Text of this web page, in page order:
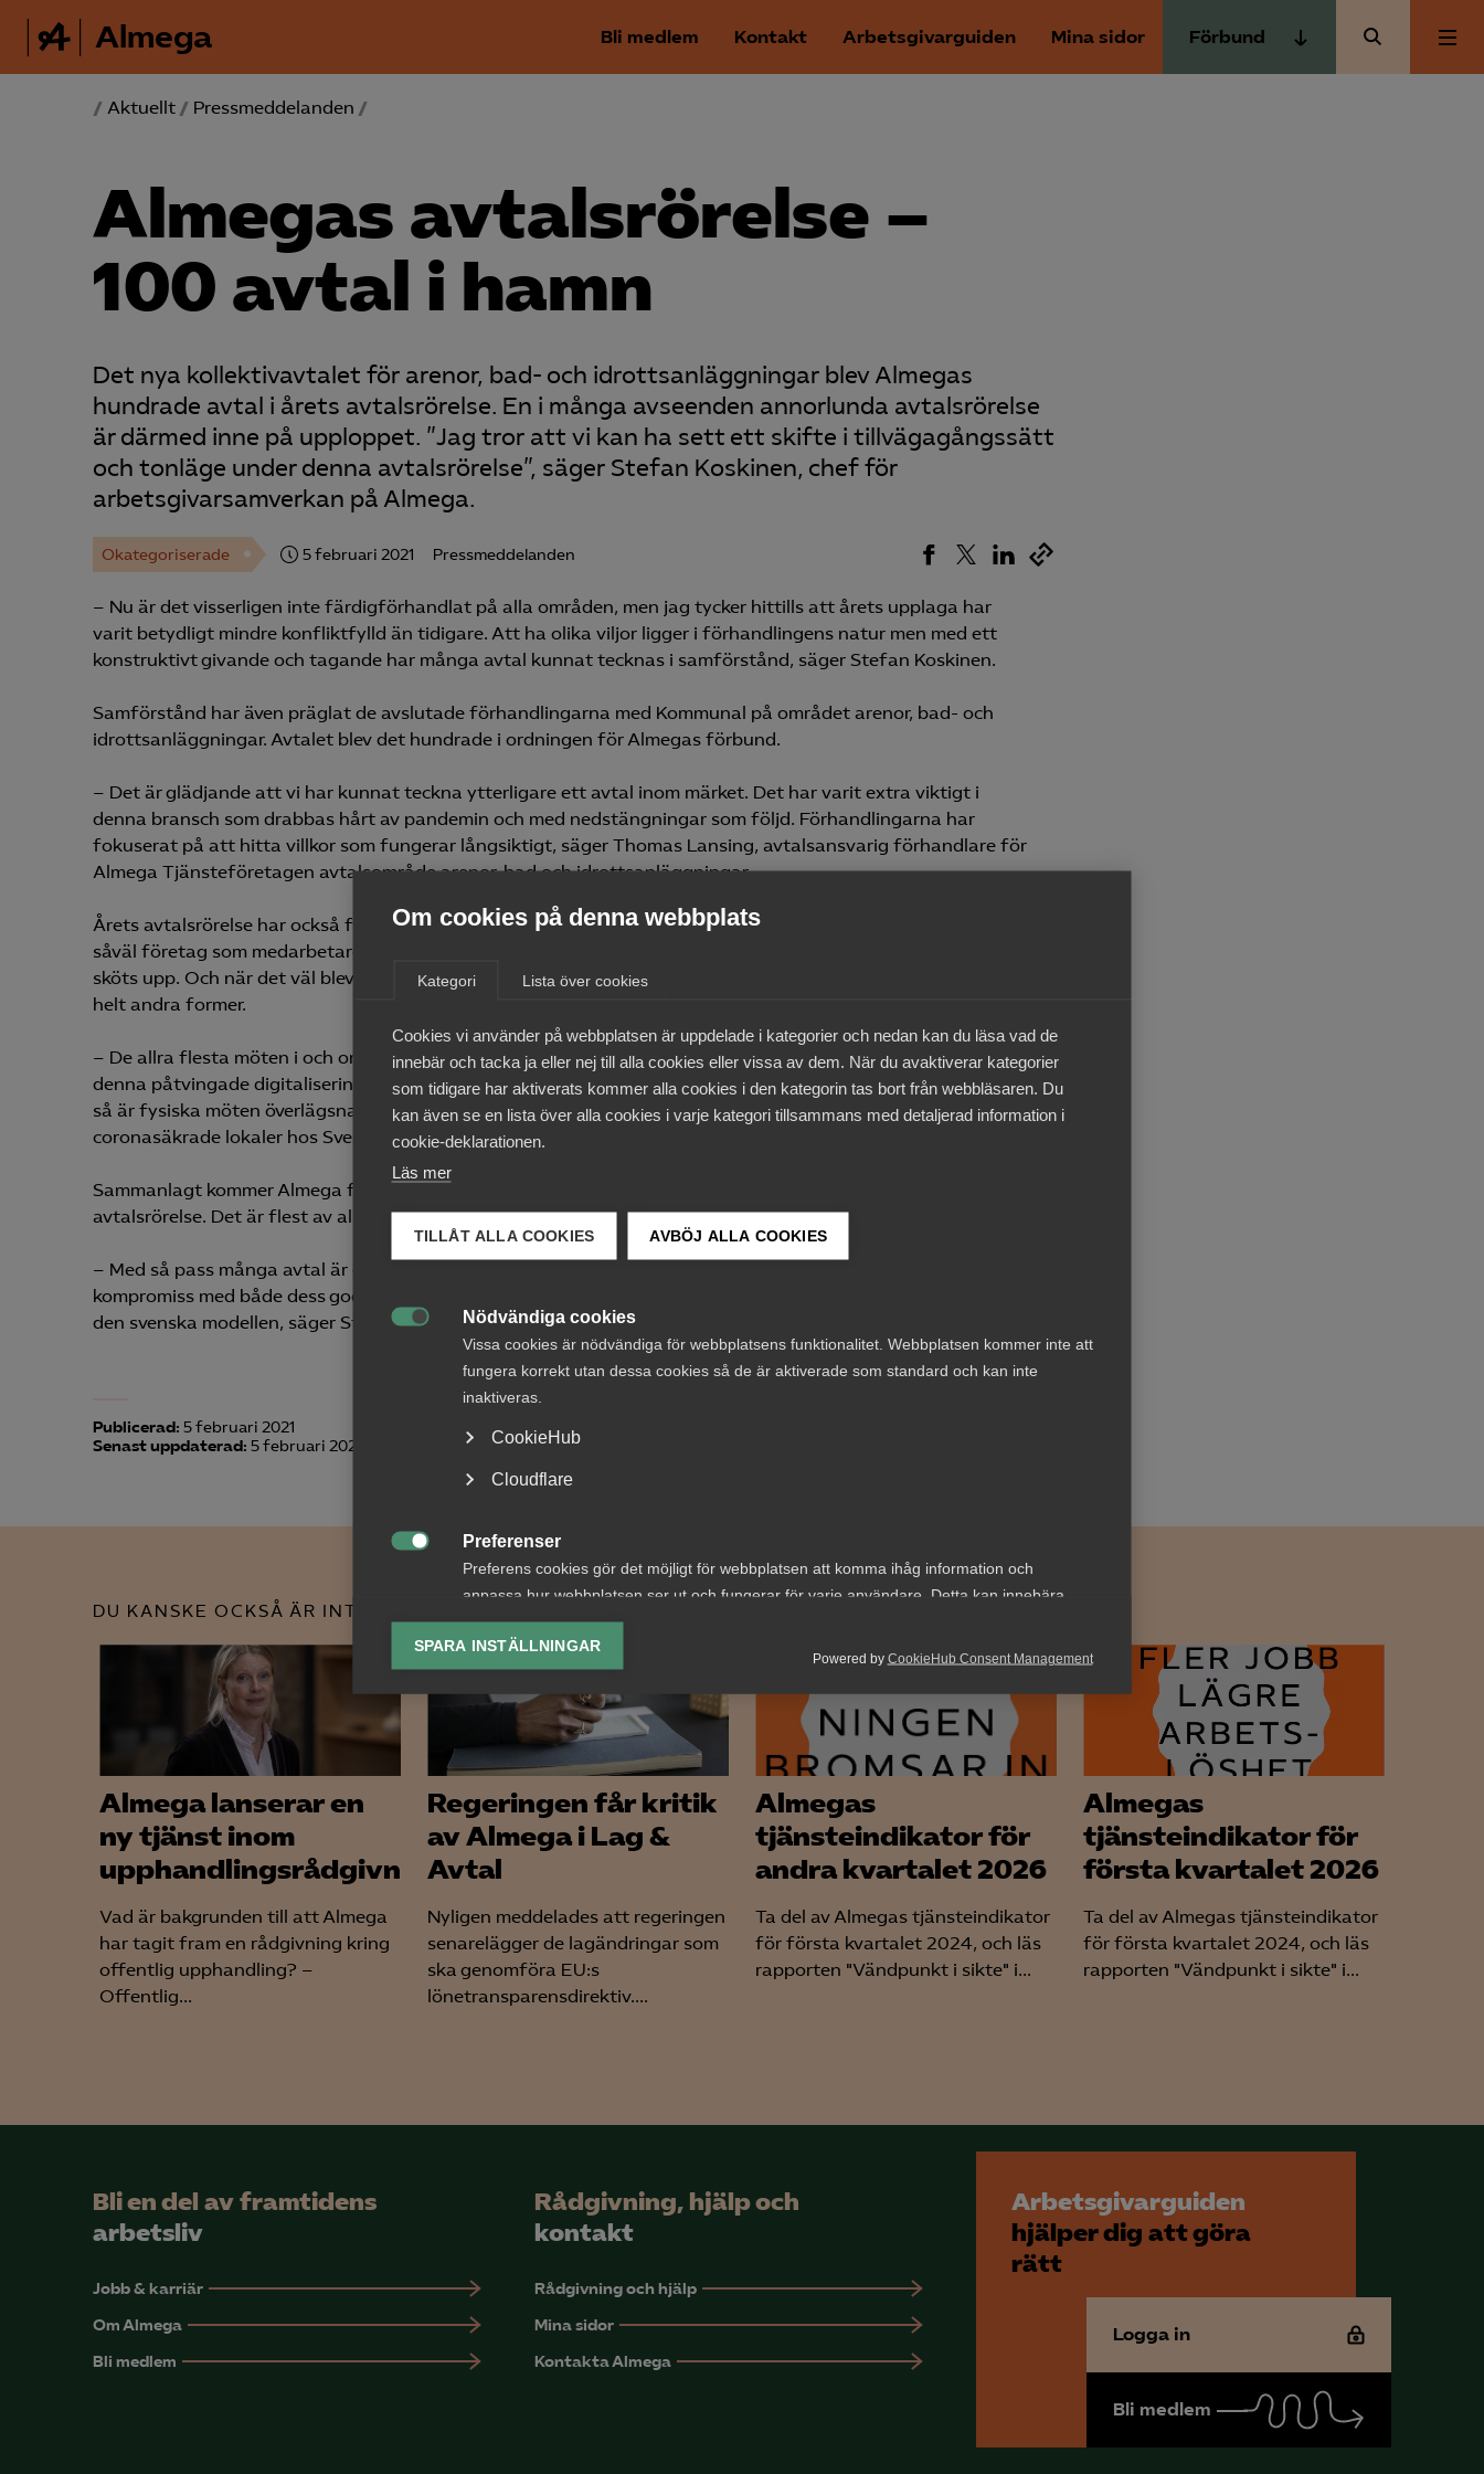
Om cookies på denna webbplats
Kategori Lista över cookies
Cookies vi använder på webbplatsen är uppdelade i kategorier och nedan kan du läsa vad de
innebär och tacka ja eller nej till alla cookies eller vissa av dem. När du avaktiverar kategorier
som tidigare har aktiverats kommer alla cookies i den kategorin tas bort från webbläsaren. Du
kan även se en lista över alla cookies i varje kategori tillsammans med detaljerad information i
cookie-deklarationen.
Läs mer
TILLÅT ALLA COOKIES AVBÖJ ALLA COOKIES
Nödvändiga cookies
Vissa cookies är nödvändiga för webbplatsens funktionalitet. Webbplatsen kommer inte att
fungera korrekt utan dessa cookies så de är aktiverade som standard och kan inte
inaktiveras.
CookieHub
Cloudflare
Preferenser
Preferens cookies gör det möjligt för webbplatsen att komma ihåg information och
anpassa hur webbplatsen ser ut och fungerar för varje användare. Detta kan innebära
lagring av vald valuta, region, språk eller färgschema.

Analys-cookies
Analyseringscookies hjälper oss förbättra webbplatsen genom att samla och rapportera
information om hur den används.
Google Analytics
Microsoft Clarity
Marknadsförings-cookies
visa relevanta och engagerande annonser.
Google Ads
Meta Pixel
Powered by CookieHub Consent Management
SPARA INSTÄLLNINGAR
Almega Bli medlem Kontakt Arbetsgivarguiden Mina sidor Förbund
/ Aktuellt / Pressmeddelanden /
Almegas avtalsrörelse –
100 avtal i hamn
Det nya kollektivavtalet för arenor, bad- och idrottsanläggningar blev Almegas
hundrade avtal i årets avtalsrörelse. En i många avseenden annorlunda avtalsrörelse
är därmed inne på upploppet. ”Jag tror att vi kan ha sett ett skifte i tillvägagångssätt
och tonläge under denna avtalsrörelse”, säger Stefan Koskinen, chef för
arbetsgivarsamverkan på Almega.
Okategoriserade 5 februari 2021 Pressmeddelanden
– Nu är det visserligen inte färdigförhandlat på alla områden, men jag tycker hittills att årets upplaga har
varit betydligt mindre konfliktfylld än tidigare. Att ha olika viljor ligger i förhandlingens natur men med ett
konstruktivt givande och tagande har många avtal kunnat tecknas i samförstånd, säger Stefan Koskinen.
Samförstånd har även präglat de avslutade förhandlingarna med Kommunal på området arenor, bad- och
idrottsanläggningar. Avtalet blev det hundrade i ordningen för Almegas förbund.
– Det är glädjande att vi har kunnat teckna ytterligare ett avtal inom märket. Det har varit extra viktigt i
denna bransch som drabbas hårt av pandemin och med nedstängningar som följd. Förhandlingarna har
fokuserat på att hitta villkor som fungerar långsiktigt, säger Thomas Lansing, avtalsansvarig förhandlare för
Almega Tjänsteföretagen avtalsområde arenor, bad och idrottsanläggningar.
Årets avtalsrörelse har också förts mot en annorlunda fond. Förutom att effekterna av pandemin har försatt
såväl företag som medarbetare i pressade situationer, ledde pandemin inledningsvis till att avtalsrörelsen
sköts upp. Och när det väl blev dags var tiden nedkortad. Även förhandlingarna har till stor del skett under
helt andra former.
– De allra flesta möten i och omkring förhandlingarna sker på distans. Och med tanke på utfallet hittills, tycks
denna påtvingade digitaliseringsskjuts slagit väl ut. Sedan får man komma ihåg att riktigt svåra situationer
så är fysiska möten överlägsna. Därför har också de två medlingar som Almega varit inne i bedrivits fysiskt i
coronasäkrade lokaler hos Svenskt Näringsliv, säger Stefan Koskinen.
Sammanlagt kommer Almega för sina drygt 11 000 medlemsföretags räkning att ha tecknat 130 avtal i årets
avtalsrörelse. Det är flest av alla arbetsgivarorganisationer.
– Med så pass många avtal är det givetvis inte möjligt att nå konsensus i samtliga. Ibland får det bli en
kompromiss med både dess goda och dåliga sidor. Men det tecknas alltid avtal. Det är det som är det bärande i
den svenska modellen, säger Stefan Koskinen.
Publicerad: 5 februari 2021
Senast uppdaterad: 5 februari 2021
DU KANSKE OCKSÅ ÄR INTRESSERAD AV DETTA?
Almega lanserar en
ny tjänst inom
upphandlingsrådgivning
Vad är bakgrunden till att Almega
har tagit fram en rådgivning kring
offentlig upphandling? –
Offentlig...
Regeringen får kritik
av Almega i Lag &
Avtal
Nyligen meddelades att regeringen
senarelägger de lagändringar som
ska genomföra EU:s
lönetransparensdirektiv....
Almegas
tjänsteindikator för
andra kvartalet 2026
Ta del av Almegas tjänsteindikator
för första kvartalet 2024, och läs
rapporten "Vändpunkt i sikte" i...
Almegas
tjänsteindikator för
första kvartalet 2026
Ta del av Almegas tjänsteindikator
för första kvartalet 2024, och läs
rapporten "Vändpunkt i sikte" i...
Bli en del av framtidens
arbetsliv
Jobb & karriär
Om Almega
Bli medlem
Rådgivning, hjälp och
kontakt
Rådgivning och hjälp
Mina sidor
Kontakta Almega
Arbetsgivarguiden
hjälper dig att göra
rätt
Logga in
Bli medlem